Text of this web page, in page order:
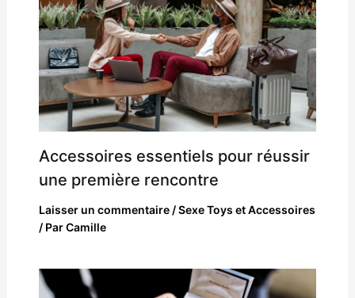
Accessoires essentiels pour réussir
une première rencontre
Laisser un commentaire /Sexe Toys et Accessoires
/ ParCamille